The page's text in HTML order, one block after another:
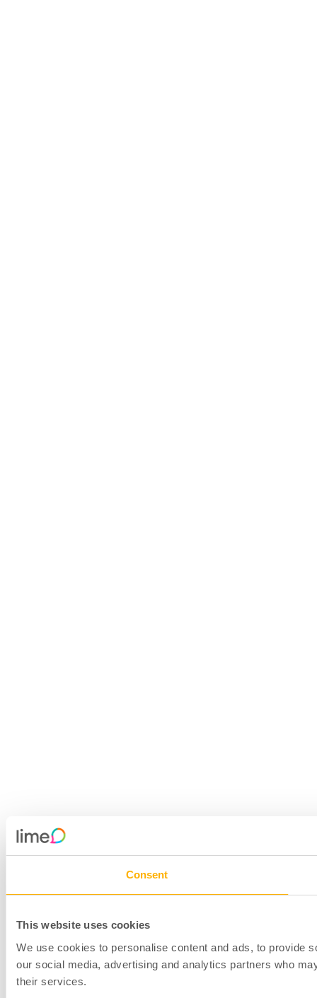
Consent
This website uses cookies
We use cookies to personalise content and ads, to provide
our social media, advertising and analytics partners who
their services.